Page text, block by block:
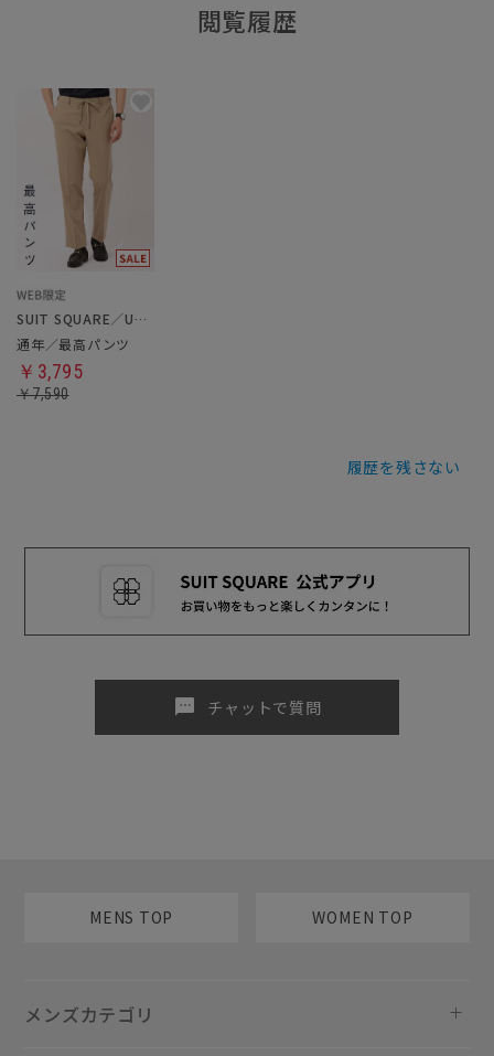
閲覧履歴
SUIT SQUARE／UNIVERSAL LANGUAGE
通年／最高パンツ
￥3,795
￥7,590
履歴を残さない
sms チャットで質問
MENS TOP WOMEN TOP
メンズカテゴリ